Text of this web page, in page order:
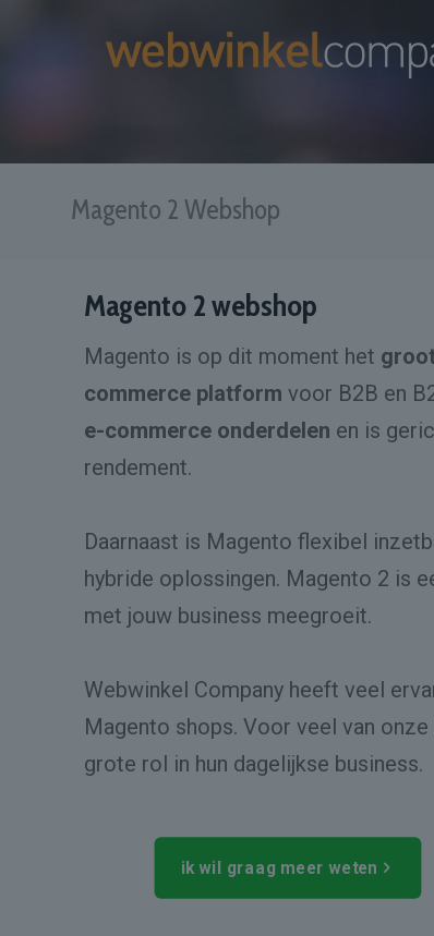
Magento 2 Webshop
Magento 2 webshop
Magento is op dit moment het
commerce platform voor B2B en
e-commerce onderdelen en is
rendement.
Daarnaast is Magento flexibel
hybride oplossingen. Magento 2 is
met jouw business meegroeit.
Webwinkel Company heeft veel
Magento shops. Voor veel van
grote rol in hun dagelijkse business.
ik wil graag meer weten